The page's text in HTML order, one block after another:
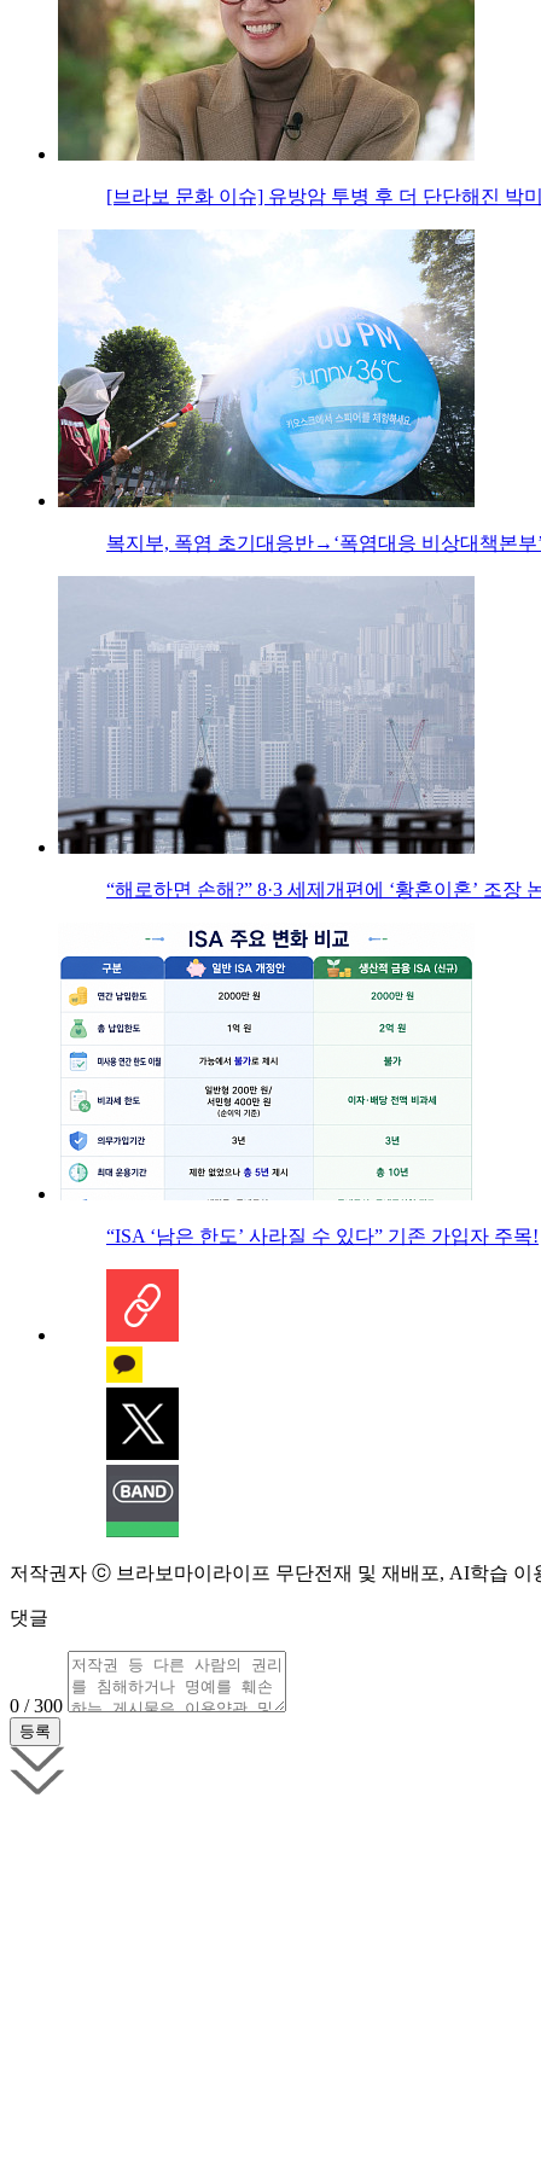
[브라보 문화 이슈] 유방암 투병 후 더 단단해진 박
복지부, 폭염 초기대응반→‘폭염대응 비상대책본부
“해로하면 손해?” 8·3 세제개편에 ‘황혼이혼’ 조장
“ISA ‘남은 한도’ 사라질 수 있다” 기존 가입자 주목!
저작권자 ⓒ 브라보마이라이프 무단전재 및 재배포, AI학습 이
댓글
0 / 300